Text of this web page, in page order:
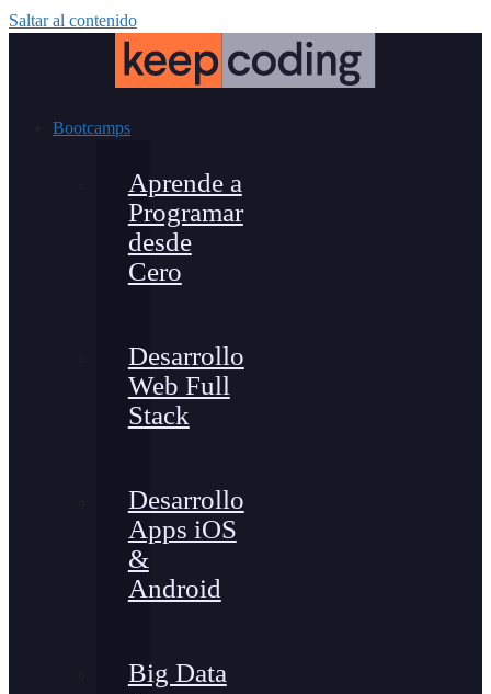
Saltar al contenido
Bootcamps
Aprende a
Programar
desde
Cero
Desarrollo
Web Full
Stack
Desarrollo
Apps iOS
&
Android
Big Data